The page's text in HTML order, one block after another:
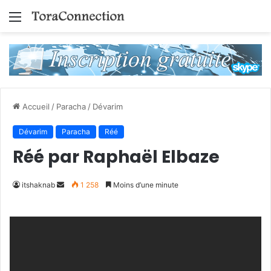
Menu
Accueil / Paracha / Dévarim
Dévarim Paracha Réé
Réé par Raphaël Elbaze
itshaknab
Envoyer
1 258 Moins d’une minute